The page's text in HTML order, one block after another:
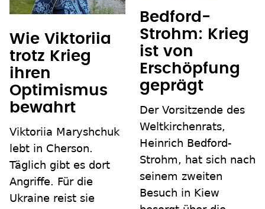
Wie Viktoriia
trotz Krieg
ihren
Optimismus
bewahrt
Viktoriia Maryshchuk
lebt in Cherson.
Täglich gibt es dort
Angriffe. Für die
Ukraine reist sie
Bedford-
Strohm: Krieg
ist von
Erschöpfung
geprägt
Der Vorsitzende des
Weltkirchenrats,
Heinrich Bedford-
Strohm, hat sich nach
seinem zweiten
Besuch in Kiew